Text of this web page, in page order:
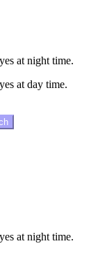
at night time.
at day time.
at night time.